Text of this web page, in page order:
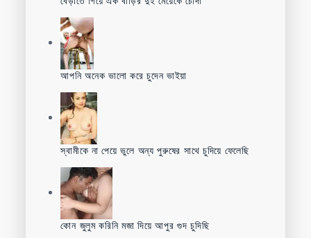
আপনি অনেক ভালো করে চুদেন ভাইয়া
স্বামীকে না পেয়ে ভুলে অন্য পুরুষের সাথে চুদিয়ে ফেলেছি
কোন জুলুম করিনি মজা দিয়ে আপুর গুদ চুদিছি